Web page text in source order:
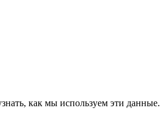
как мы используем эти данные.